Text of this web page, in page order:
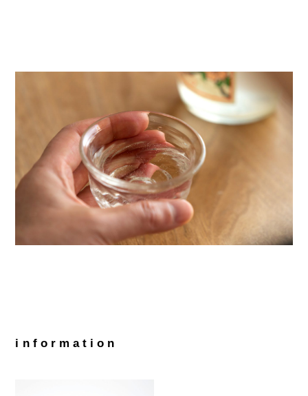
information